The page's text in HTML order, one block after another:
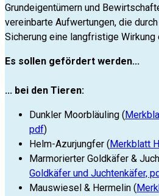
Grundeigentümern und
vereinbarte Aufwertungen, die
Sicherung eine langfristige Wirkung
Es sollen gefördert werden...
... bei den Tieren:
Dunkler Moorbläuling (
pdf)
Helm-Azurjungfer ( Merkblatt
Marmorierter Goldkäfer &
Goldkäfer und Juchtenkäfer,
Mauswiesel & Hermelin (